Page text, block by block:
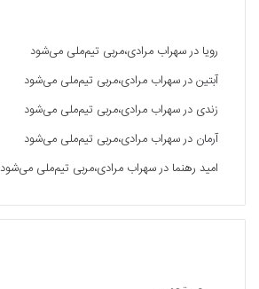
رویا درسهراب مرادی،مربی تیم‌ملی می‌شود
آبتیندرسهراب مرادی،مربی تیم‌ملی می‌شود
زندی درسهراب مرادی،مربی تیم‌ملی می‌شود
آرمان درسهراب مرادی،مربی تیم‌ملی می‌شود
امید رهنما درسهراب مرادی،مربی تیم‌ملی می‌شود